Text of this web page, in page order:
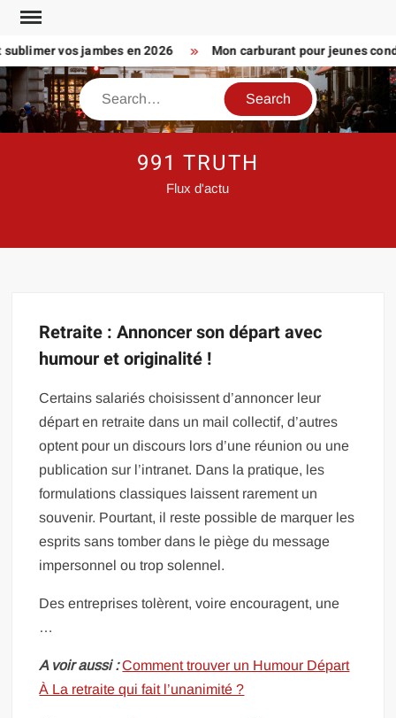
Skip
content vos jambes en 2026 Mon carburant pour jeunes
Search
991 TRUTH
Flux d'actu
Retraite : Annoncer son départ avec
humour et originalité !
Certains salariés choisissent d’annoncer leur
départ en retraite dans un mail collectif, d’autres
optent pour un discours lors d’une réunion ou une
publication sur l’intranet. Dans la pratique, les
formulations classiques laissent rarement un
souvenir. Pourtant, il reste possible de marquer les
esprits sans tomber dans le piège du message
impersonnel ou trop solennel.
Des entreprises tolèrent, voire encouragent, une
…
A voir aussi : Comment trouver un Humour Départ
À La retraite qui fait l’unanimité ?